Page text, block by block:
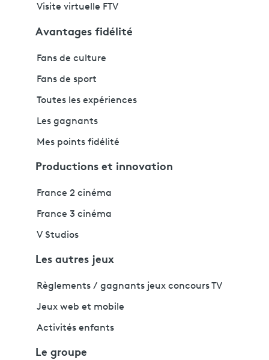
Visite virtuelle FTV
Avantages fidélité
Fans de culture
Fans de sport
Toutes les expériences
Les gagnants
Mes points fidélité
Productions et innovation
France 2 cinéma
France 3 cinéma
V Studios
Les autres jeux
Règlements / gagnants jeux concours TV
Jeux web et mobile
Activités enfants
Le groupe